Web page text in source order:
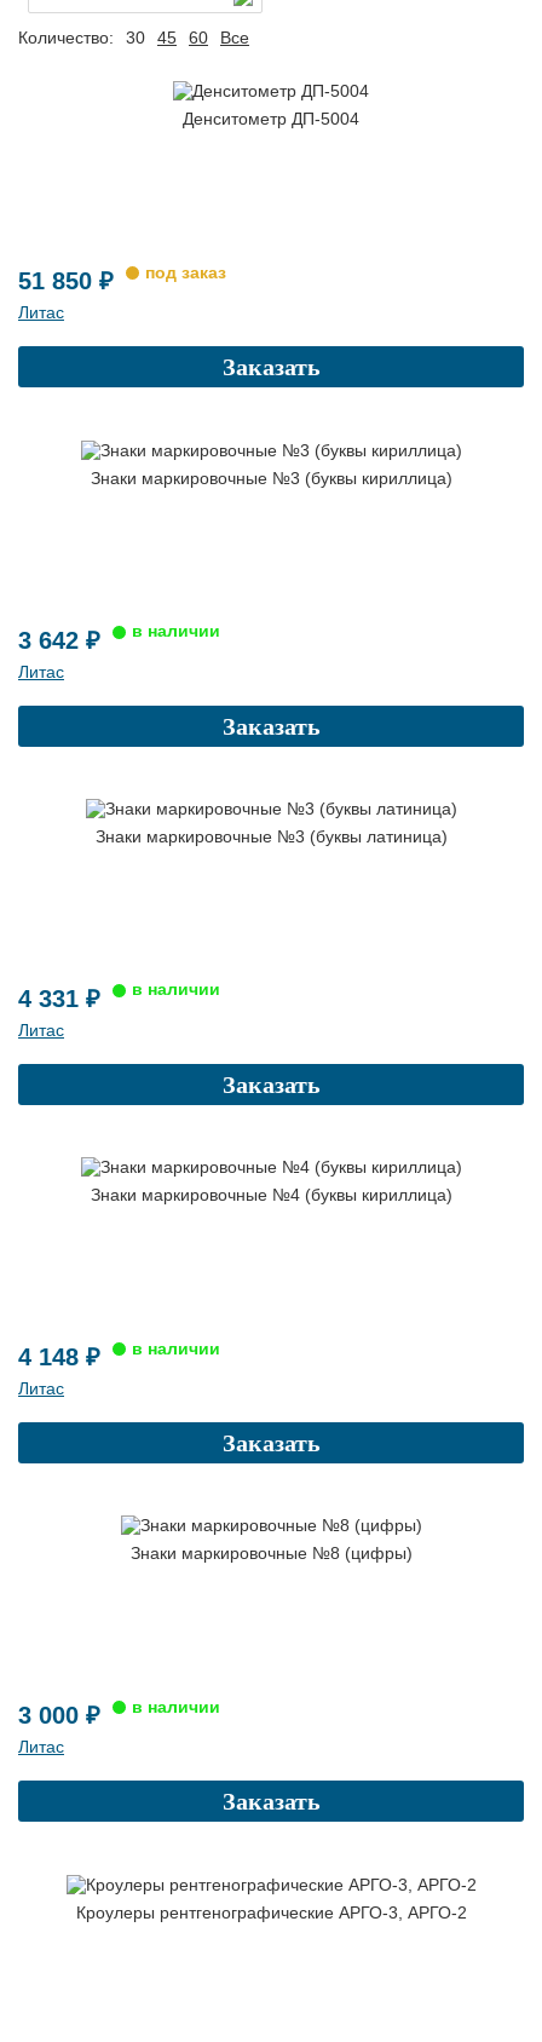
Количество: 30 45 60 Все
Денситометр ДП-5004
51 850 ₽
Литас
Заказать
Знаки маркировочные №3 (буквы кириллица)
3 642 ₽
Литас
Заказать
Знаки маркировочные №3 (буквы латиница)
4 331 ₽
Литас
Заказать
Знаки маркировочные №4 (буквы кириллица)
4 148 ₽
Литас
Заказать
Знаки маркировочные №8 (цифры)
3 000 ₽
Литас
Заказать
Кроулеры рентгенографические АРГО-3, АРГО-2